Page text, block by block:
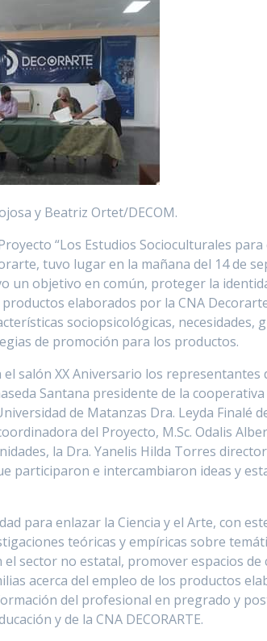
y Beatriz Ortet/DECOM.
“Los Estudios Socioculturales
tuvo lugar en la mañana del 14 de
un objetivo en común, proteger la
elaborados por la CNA
sociopsicológicas, necesidades,
de promoción para los productos.
el salón XX Aniversario los
Santana presidente de la
de Matanzas Dra. Leyda Finalé
del Proyecto, M.Sc. Odalis
la Dra. Yanelis Hilda Torres
participaron e intercambiaron ideas y
para enlazar la Ciencia y el Arte, con
teóricas y empíricas sobre
el sector no estatal, promover espacios
acerca del empleo de los productos
del profesional en pregrado y
y de la CNA DECORARTE.